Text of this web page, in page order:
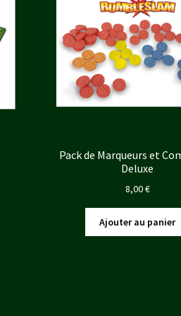
Pack de Marqueurs et
Deluxe
8,00€
Ajouter au panier